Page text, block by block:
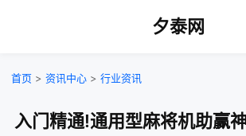
夕泰网
首页 > 资讯中心 > 行业资讯
入门精通!通用型麻将机助赢